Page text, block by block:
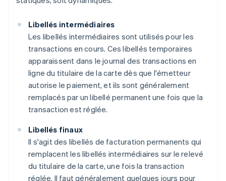
Libellés intermédiaires
Les libellés intermédiaires sont utilisés pour les
transactions en cours. Ces libellés temporaires
apparaissent dans le journal des transactions en
ligne du titulaire de la carte dès que l'émetteur
autorise le paiement, et ils sont généralement
remplacés par un libellé permanent une fois que la
transaction est réglée.
Libellés finaux
Il s'agit des libellés de facturation permanents qui
remplacent les libellés intermédiaires sur le relevé
du titulaire de la carte, une fois la transaction
réglée. Il faut généralement quelques jours pour